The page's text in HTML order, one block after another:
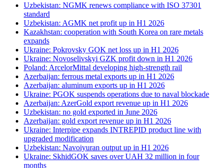
Uzbekistan: NGMK renews compliance with ISO 37301
standard
Uzbekistan: AGMK net profit up in H1 2026
Kazakhstan: cooperation with South Korea on rare metals
expands
Ukraine: Pokrovsky GOK net loss up in H1 2026
Ukraine: Novoselivskyi GZK profit down in H1 2026
Poland: ArcelorMittal developing high-strength rail
Azerbaijan: ferrous metal exports up in H1 2026
Azerbaijan: aluminum exports up in H1 2026
Ukraine: PGOK suspends operations due to naval blockade
Azerbaijan: AzerGold export revenue up in H1 2026
Uzbekistan: no gold exported in June 2026
Azerbaijan: gold export revenue up in H1 2026
Ukraine: Interpipe expands INTREPID product line with
upgraded modification
Uzbekistan: Navoiyuran output up in H1 2026
Ukraine: SkhidGOK saves over UAH 32 million in four
months